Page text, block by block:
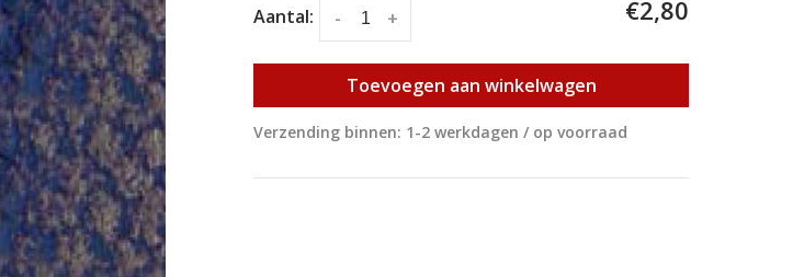
Aantal: +
- €2,80
Toevoegen aan winkelwagen
Verzending binnen: 1-2 werkdagen / op voorraad